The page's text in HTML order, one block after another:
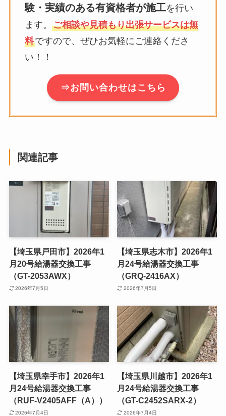
験・実績のある有資格者が施工を行い
ます。 ご相談や見積もり出張サービスは無
料ですので、ぜひお気軽にご連絡くださ
い！！
⇒お問い合わせはこちら
関連記事
【埼玉県戸田市】2026年1
月20号給湯器交換工事
（GT-2053AWX）
2026年7月5日
【埼玉県志木市】2026年1
月24号給湯器交換工事
（GRQ-2416AX）
2026年7月5日
【埼玉県幸手市】2026年1
月24号給湯器交換工事
（RUF-V2405AFF（A））
2026年7月4日
【埼玉県川越市】2026年1
月24号給湯器交換工事
（GT-C2452SARX-2）
2026年7月4日